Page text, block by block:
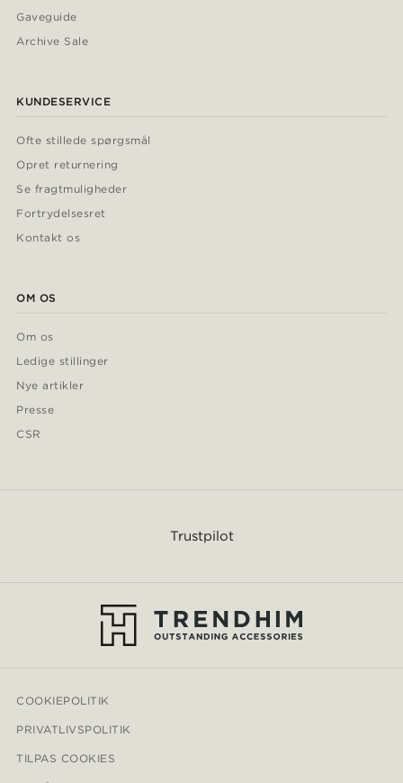
Gaveguide
Archive Sale
KUNDESERVICE
Ofte stillede spørgsmål
Opret returnering
Se fragtmuligheder
Fortrydelsesret
Kontakt os
OM OS
Om os
Ledige stillinger
Nye artikler
Presse
CSR
Trustpilot
COOKIEPOLITIK
PRIVATLIVSPOLITIK
TILPAS COOKIES